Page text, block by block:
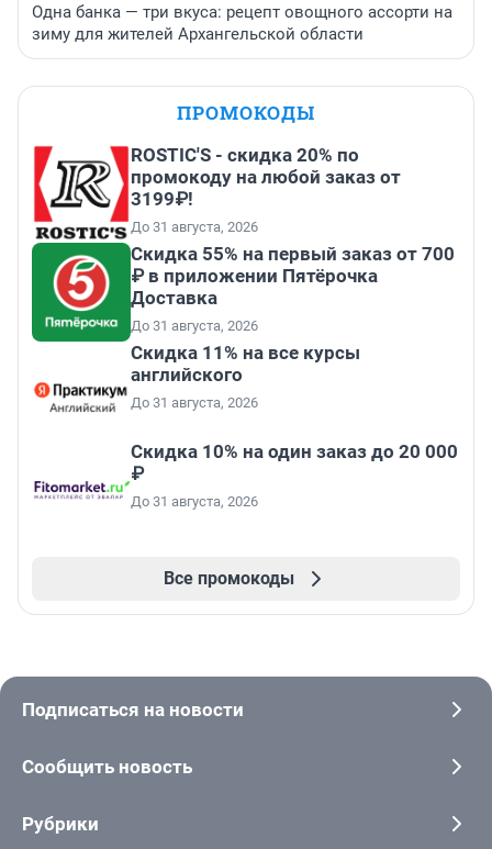
Одна банка — три вкуса: рецепт овощного ассорти на
зиму для жителей Архангельской области
ПРОМОКОДЫ
ROSTIC'S - скидка 20% по
промокоду на любой заказ от
3199₽!
До 31 августа, 2026
Скидка 55% на первый заказ от 700
₽ в приложении Пятёрочка
Доставка
До 31 августа, 2026
Скидка 11% на все курсы
английского
До 31 августа, 2026
Скидка 10% на один заказ до 20 000
₽
До 31 августа, 2026
Все промокоды
Подписаться на новости
Сообщить новость
Рубрики